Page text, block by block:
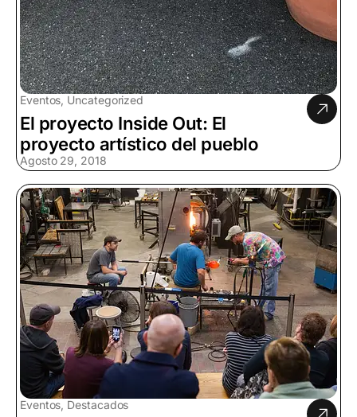
Eventos, Uncategorized
El proyecto Inside Out: El
proyecto artístico del pueblo
Agosto 29, 2018
Eventos, Destacados